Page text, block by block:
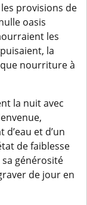
provisions de
oasis
les
la
nourriture à
la nuit avec
et d’un
de faiblesse
générosité
de jour en